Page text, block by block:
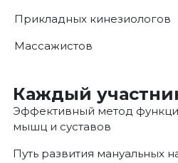
Прикладных кинезиологов
Массажистов
Каждый
Эффективный метод
мышц и суставов
Путь развития мануальных